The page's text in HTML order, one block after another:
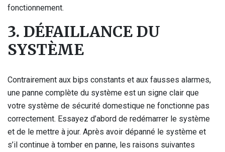
fonctionnement.
3. DÉFAILLANCE DU
SYSTÈME
Contrairement aux bips constants et aux fausses alarmes,
une panne complète du système est un signe clair que
votre système de sécurité domestique ne fonctionne pas
correctement. Essayez d’abord de redémarrer le système
et de le mettre à jour. Après avoir dépanné le système et
s’il continue à tomber en panne, les raisons suivantes